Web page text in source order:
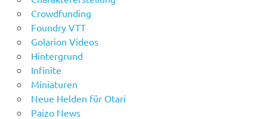
Crowdfunding
Foundry VTT
Golarion Videos
Hintergrund
Infinite
Miniaturen
Neue Helden für Otari
Paizo News